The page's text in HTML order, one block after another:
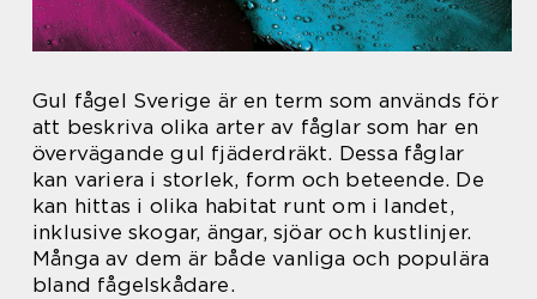
Gul fågel Sverige är en term som används för
att beskriva olika arter av fåglar som har en
övervägande gul fjäderdräkt. Dessa fåglar
kan variera i storlek, form och beteende. De
kan hittas i olika habitat runt om i landet,
inklusive skogar, ängar, sjöar och kustlinjer.
Många av dem är både vanliga och populära
bland fågelskådare.